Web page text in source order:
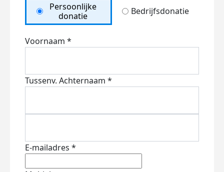
Persoonlijke
donatie
Bedrijfsdonatie
Voornaam *
Tussenv. Achternaam *
E-mailadres *